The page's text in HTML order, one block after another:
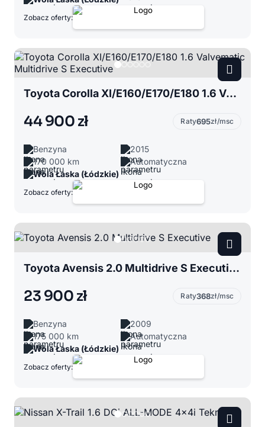
Zobacz oferty:
Toyota Corolla XI/E160/E170/E180 1.6 Valvematic Multidrive S Executive
44 900 zł Raty695zł/msc
Benzyna
2015
170 000 km
Automatyczna
Wola Łaska (Łódzkie)
Zobacz oferty:
Toyota Avensis 2.0 Multidrive S Executive
23 900 zł Raty368zł/msc
Benzyna
2009
175 000 km
Automatyczna
Wola Łaska (Łódzkie)
Zobacz oferty: